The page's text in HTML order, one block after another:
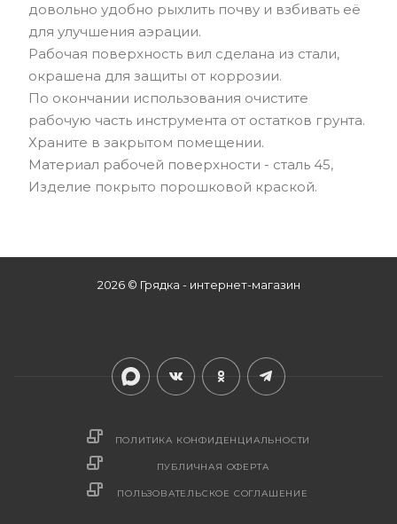
довольно удобно рыхлить почву и взбивать её
для улучшения аэрации.
Рабочая поверхность вил сделана из стали,
окрашена для защиты от коррозии.
По окончании использования очистите
рабочую часть инструмента от остатков грунта.
Храните в закрытом помещении.
Материал рабочей поверхности - сталь 45,
Изделие покрыто порошковой краской.
2026 © Грядка - интернет-магазин
ПОЛИТИКА КОНФИДЕНЦИАЛЬНОСТИ
ПУБЛИЧНАЯ ОФЕРТА
ПОЛЬЗОВАТЕЛЬСКОЕ СОГЛАШЕНИЕ